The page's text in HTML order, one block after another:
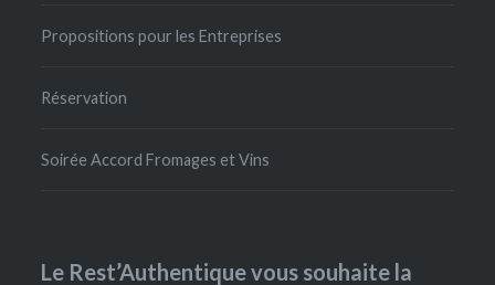
Propositions pour les Entreprises
Réservation
Soirée Accord Fromages et Vins
Le Rest’Authentique vous souhaite la